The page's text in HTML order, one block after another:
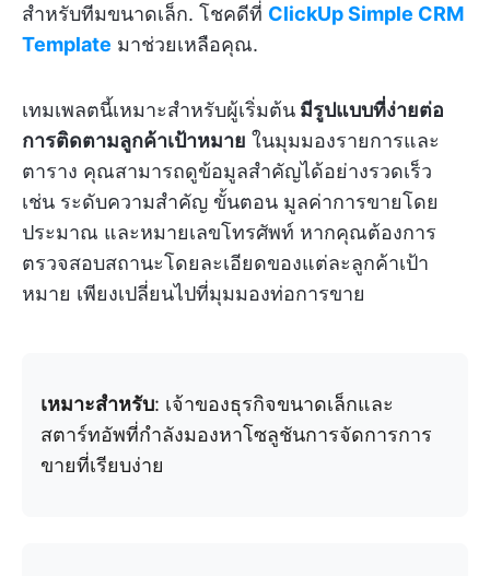
สำหรับทีมขนาดเล็ก. โชคดีที่ ClickUp Simple CRM
Template มาช่วยเหลือคุณ.
เทมเพลตนี้เหมาะสำหรับผู้เริ่มต้น มีรูปแบบที่ง่ายต่อ
การติดตามลูกค้าเป้าหมาย ในมุมมองรายการและ
ตาราง คุณสามารถดูข้อมูลสำคัญได้อย่างรวดเร็ว
เช่น ระดับความสำคัญ ขั้นตอน มูลค่าการขายโดย
ประมาณ และหมายเลขโทรศัพท์ หากคุณต้องการ
ตรวจสอบสถานะโดยละเอียดของแต่ละลูกค้าเป้า
หมาย เพียงเปลี่ยนไปที่มุมมองท่อการขาย
เหมาะสำหรับ: เจ้าของธุรกิจขนาดเล็กและ
สตาร์ทอัพที่กำลังมองหาโซลูชันการจัดการการ
ขายที่เรียบง่าย